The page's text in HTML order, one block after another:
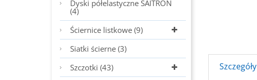
Szczegóły
Dyski półelastyczne SAITRON
(4)
Ściernice listkowe (9)
Siatki ścierne (3)
Szczotki (43)